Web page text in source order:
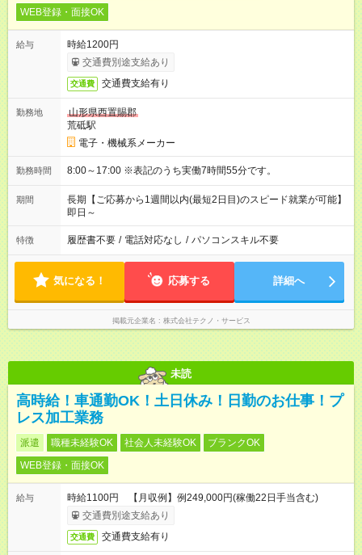
WEB登録・面接OK
給与
時給1200円
交通費別途支給あり
交通費 交通費支給有り
勤務地
山形県西置賜郡
荒砥駅
電子・機械系メーカー
勤務時間 8:00～17:00 ※表記のうち実働7時間55分です。
期間
長期【ご応募から1週間以内(最短2日目)のスピード就業が可能】
即日～
特徴 履歴書不要 / 電話対応なし / パソコンスキル不要
気になる！ 応募する 詳細へ
掲載元企業名 株式会社テクノ・サービス
未読
高時給！車通勤OK！土日休み！日勤のお仕事！プ
レス加工業務
派遣 職種未経験OK 社会人未経験OK
ブランクOK
WEB登録・面接OK
給与
時給1100円 【月収例】例249,000円(稼働22日手当含む)
交通費別途支給あり
交通費 交通費支給有り